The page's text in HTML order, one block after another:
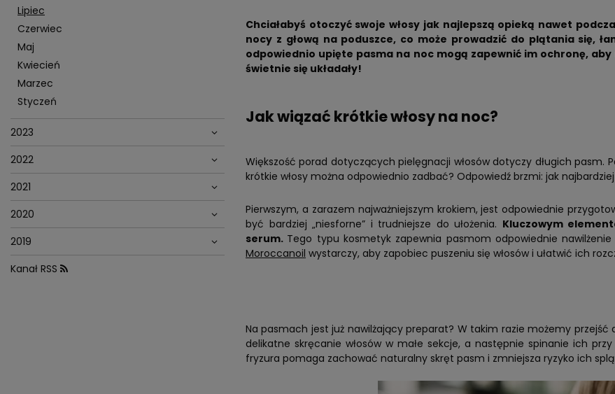
Lipiec
Czerwiec
Maj
Kwiecień
Marzec
Styczeń
2023
2022
2021
2020
2019
Kanał RSS
Chciałabyś otoczyć swoje włosy jak najlepszą opieką nawet
nocy z głową na poduszce, co może prowadzić do plątania się,
odpowiednio upięte pasma na noc mogą zapewnić im ochronę,
świetnie się układały!
Jak wiązać krótkie włosy na noc?
Większość porad dotyczących pielęgnacji włosów dotyczy długich
krótkie włosy można odpowiednio zadbać? Odpowiedź brzmi: jak
Pierwszym, a zarazem najważniejszym krokiem, jest odpowiednie
być bardziej „niesforne” i trudniejsze do ułożenia. Kluczowym
serum. Tego typu kosmetyk zapewnia pasmom odpowiednie
Moroccanoil wystarczy, aby zapobiec puszeniu się włosów i ułatwić ich
Na pasmach jest już nawilżający preparat? W takim razie możemy
delikatne skręcanie włosów w małe sekcje, a następnie spinanie ich
fryzura pomaga zachować naturalny skręt pasm i zmniejsza ryzyko ich